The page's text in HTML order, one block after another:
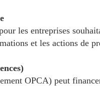
les entreprises
et les actions de
OPCA) peut